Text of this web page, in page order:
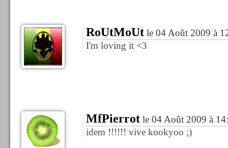
RoUtMoUtle 04 Août 2009 à
I'm loving it <3
MfPierrotle 04 Août 2009 à
idem !!!!!! vive kookyoo ;)